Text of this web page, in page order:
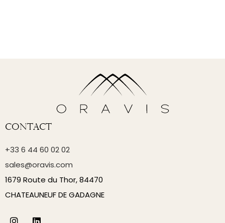
Contact
+33 6 44 60 02 02
sales@oravis.com
1679 Route du Thor, 84470
CHATEAUNEUF DE GADAGNE